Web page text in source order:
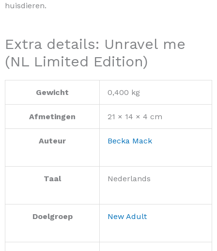
huisdieren.
Extra details: Unravel me
(NL Limited Edition)
Gewicht 0,400 kg
Afmetingen 21 × 14 × 4 cm
Auteur Becka Mack
Taal Nederlands
Doelgroep New Adult